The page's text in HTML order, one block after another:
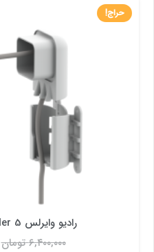
حراج!
رادیو وایرلس LigoDLB Propeller 5
۶,۴۰۰,۰۰۰ تومان